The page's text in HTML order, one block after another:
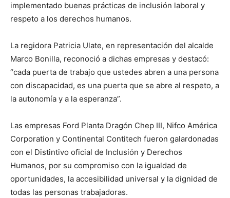
implementado buenas prácticas de inclusión laboral y
respeto a los derechos humanos.
La regidora Patricia Ulate, en representación del alcalde
Marco Bonilla, reconoció a dichas empresas y destacó:
“cada puerta de trabajo que ustedes abren a una persona
con discapacidad, es una puerta que se abre al respeto, a
la autonomía y a la esperanza”.
Las empresas Ford Planta Dragón Chep III, Nifco América
Corporation y Continental Contitech fueron galardonadas
con el Distintivo oficial de Inclusión y Derechos
Humanos, por su compromiso con la igualdad de
oportunidades, la accesibilidad universal y la dignidad de
todas las personas trabajadoras.